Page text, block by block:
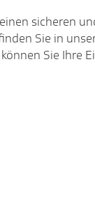
der
sicheren
Sie in
Sie Ihre